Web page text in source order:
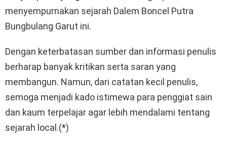
menyempurnakan sejarah Dalem Boncel Putra
Bungbulang Garut ini.
Dengan keterbatasan sumber dan informasi penulis
berharap banyak kritikan serta saran yang
membangun. Namun, dari catatan kecil penulis,
semoga menjadi kado istimewa para penggiat sain
dan kaum terpelajar agar lebih mendalami tentang
sejarah local.(*)